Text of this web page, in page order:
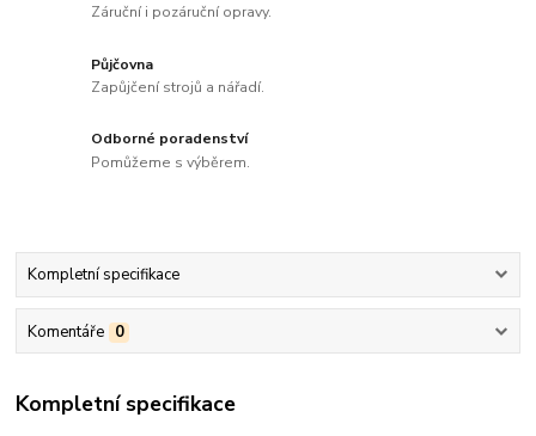
Záruční i pozáruční opravy.
Půjčovna
Zapůjčení strojů a nářadí.
Odborné poradenství
Pomůžeme s výběrem.
Kompletní specifikace
Komentáře 0
Kompletní specifikace